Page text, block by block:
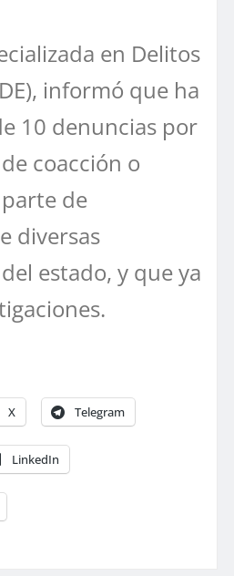
en Delitos
informó que ha
10 denuncias por
coacción o
de
diversas
estado, y que ya
X Telegram
LinkedIn